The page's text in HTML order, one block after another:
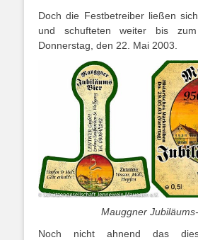
Doch die Festbetreiber ließen
und schufteten weiter bis
Donnerstag, den 22. Mai 2003.
Mauggner
Noch nicht ahnend das